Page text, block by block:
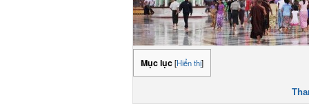
Mục lục [Hiển thị]